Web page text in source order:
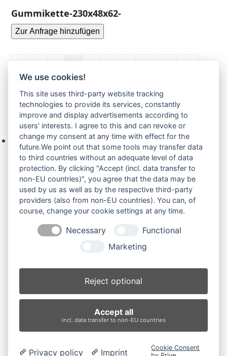
Gummikette-230x48x62-
Zur Anfrage hinzufügen
3
40
Ihre Anfrage
Keine Produkte in der Anfrageliste.
Produktsuche
Suchen
Kategorie auswählen
Produkt-Schlagwörter
BolzenBuchsenBuchsen und Bolzen
Endantrieb
LaufrolleLeitradNachiRubber Tracks Sprocket
We use cookies!
This site uses third-party website tracking
technologies to provide its services, constantly
improve and display advertisements according to
users' interests. I agree to this and can revoke or
change my consent at any time with effect for the
future.We point out that some tools may transfer data
to third countries without an adequate level of data
protection. By clicking "Accept (incl. data transfer to
non-EU countries)", you agree that the data may be
used by us as well as by the respective third-party
providers (also from non-EU countries). You can, of
course, change your cookie settings at any time.
Necessary
Functional
Marketing
Reject optional
Accept all
incl. data transfer to non-EU countries
Privacy policy Imprint
Cookie Consent